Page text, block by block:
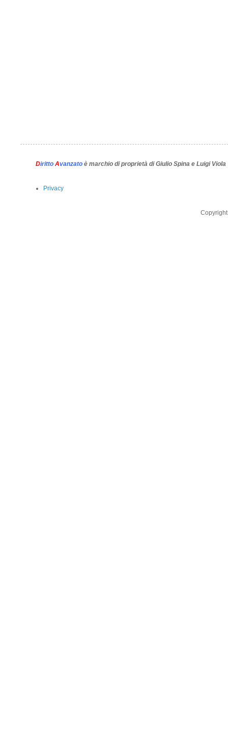
Diritto Avanzato è marchio di proprietà di Giulio Spina e Luigi Viola
Privacy